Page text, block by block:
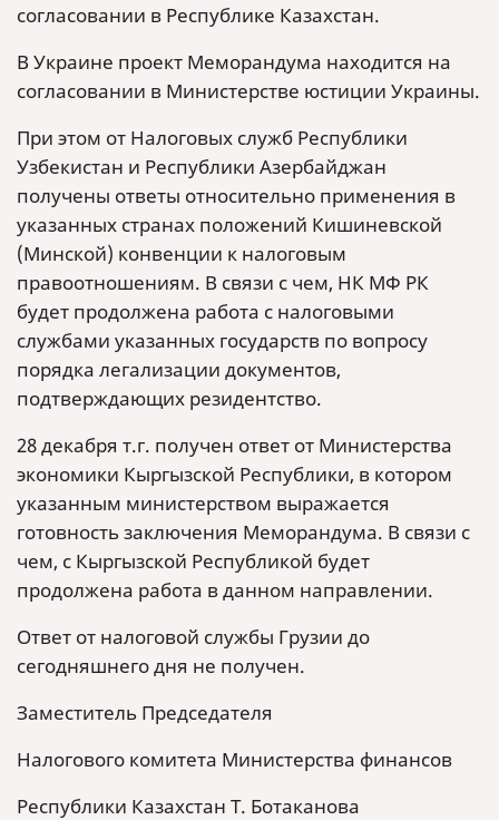
согласовании в Республике Казахстан.
В Украине проект Меморандума находится на
согласовании в Министерстве юстиции Украины.
При этом от Налоговых служб Республики
Узбекистан и Республики Азербайджан
получены ответы относительно применения в
указанных странах положений Кишиневской
(Минской) конвенции к налоговым
правоотношениям. В связи с чем, НК МФ РК
будет продолжена работа с налоговыми
службами указанных государств по вопросу
порядка легализации документов,
подтверждающих резидентство.
28 декабря т.г. получен ответ от Министерства
экономики Кыргызской Республики, в котором
указанным министерством выражается
готовность заключения Меморандума. В связи с
чем, с Кыргызской Республикой будет
продолжена работа в данном направлении.
Ответ от налоговой службы Грузии до
сегодняшнего дня не получен.
Заместитель Председателя
Налогового комитета Министерства финансов
Республики Казахстан Т. Ботаканова